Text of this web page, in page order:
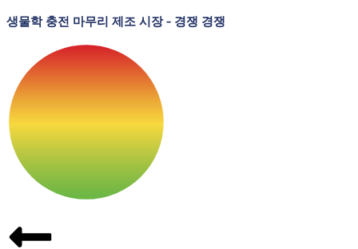
생물학 충전 마무리 제조 시장- 경쟁 경쟁